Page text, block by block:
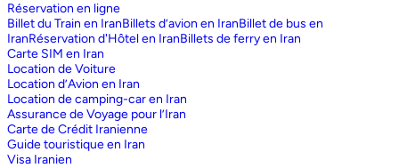
Réservation en ligne
Billet du Train en IranBillets d’avion en IranBillet de bus en
IranRéservation d'Hôtel en IranBillets de ferry en Iran
Carte SIM en Iran
Location de Voiture
Location d’Avion en Iran
Location de camping-car en Iran
Assurance de Voyage pour l’Iran
Carte de Crédit Iranienne
Guide touristique en Iran
Visa Iranien